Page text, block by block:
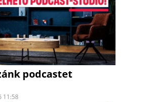
podcastet
11:58